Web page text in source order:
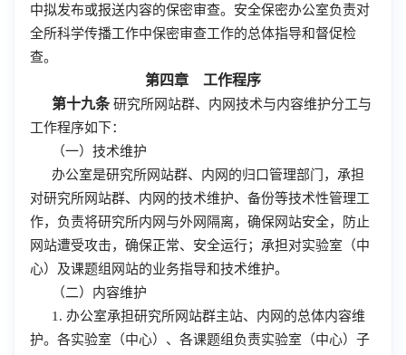
中拟发布或报送内容的保密审查。安全保密办公室负责对
全所科学传播工作中保密审查工作的总体指导和督促检
查。
第四章 工作程序
第十九条 研究所网站群、内网技术与内容维护分工与
工作程序如下：
（一）技术维护
办公室是研究所网站群、内网的归口管理部门，承担
对研究所网站群、内网的技术维护、备份等技术性管理工
作，负责将研究所内网与外网隔离，确保网站安全，防止
网站遭受攻击，确保正常、安全运行；承担对实验室（中
心）及课题组网站的业务指导和技术维护。
（二）内容维护
1. 办公室承担研究所网站群主站、内网的总体内容维
护。各实验室（中心）、各课题组负责实验室（中心）子